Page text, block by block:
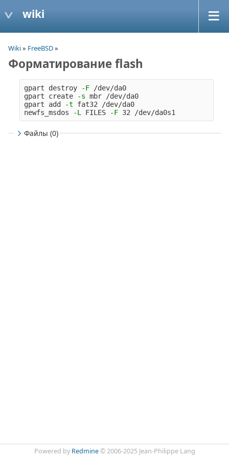
wiki
Wiki» FreeBSD»
Форматирование flash
gpart destroy -F /dev/da0
gpart create
-s mbr /dev/da0
gpart add
-t fat32 /dev/da0
newfs_msdos
-L FILES -F
Файлы (0)
Powered by Redmine© 2006-2025 Jean-Philippe Lang